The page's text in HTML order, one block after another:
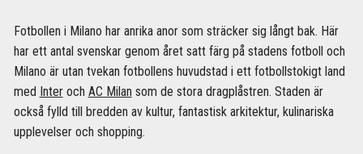
Fotbollen i Milano har anrika anor som sträcker sig långt bak. Här
har ett antal svenskar genom året satt färg på stadens fotboll och
Milano är utan tvekan fotbollens huvudstad i ett fotbollstokigt land
med Interoch AC Milan som de stora dragplåstren. Staden är
också fylld till bredden av kultur, fantastisk arkitektur, kulinariska
upplevelser och shopping.